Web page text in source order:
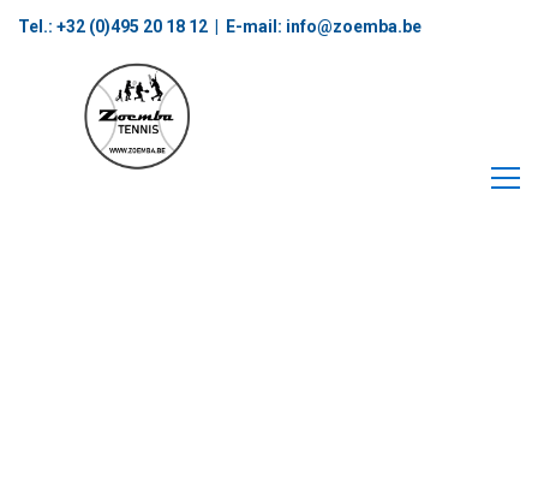
Tel.: +32 (0)495 20 18 12‬ | E-mail: info@zoemba.be